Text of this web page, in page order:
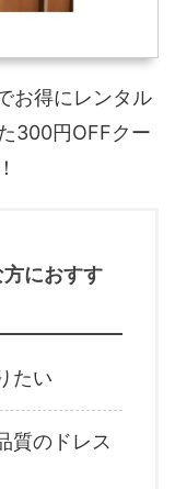
お得にレンタル
300円OFFクー
におすす
たい
質のドレス